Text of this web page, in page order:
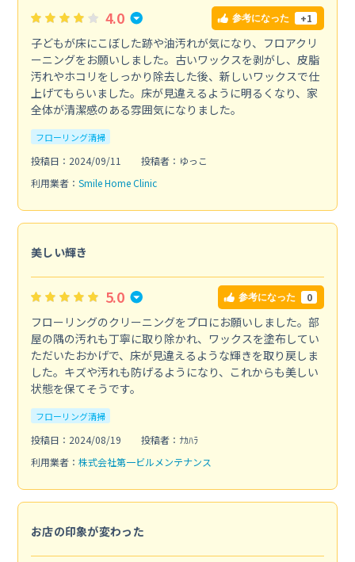
4.0 参考になった +1
子どもが床にこぼした跡や油汚れが気になり、フロアクリ
ーニングをお願いしました。古いワックスを剥がし、皮脂
汚れやホコリをしっかり除去した後、新しいワックスで仕
上げてもらいました。床が見違えるように明るくなり、家
全体が清潔感のある雰囲気になりました。
フローリング清掃
投稿日：2024/09/11
投稿者：ゆっこ
利用業者： Smile Home Clinic
美しい輝き
5.0 参考になった 0
フローリングのクリーニングをプロにお願いしました。部
屋の隅の汚れも丁寧に取り除かれ、ワックスを塗布してい
ただいたおかげで、床が見違えるような輝きを取り戻しま
した。キズや汚れも防げるようになり、これからも美しい
状態を保てそうです。
フローリング清掃
投稿日：2024/08/19
投稿者：ﾅｶﾊﾗ
利用業者： 株式会社第一ビルメンテナンス
お店の印象が変わった